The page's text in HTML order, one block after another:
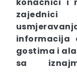
konačnici i
informacija
gostima i
sa